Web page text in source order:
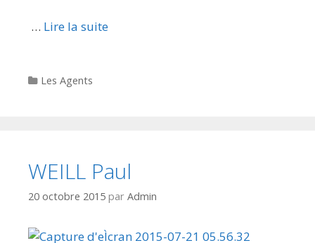
… Lire la suite
Categories
Les Agents
WEILL Paul
20 octobre 2015 par Admin